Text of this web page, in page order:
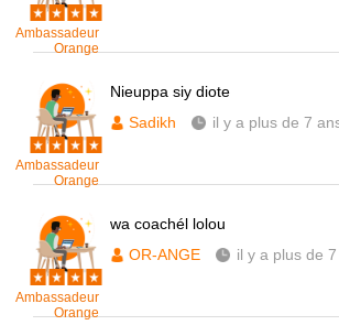
Ambassadeur
Orange
Ambassadeur
Orange
Nieuppa siy diote
Sadikh
il y a plus de 7
Ambassadeur
Orange
wa coachél lolou
OR-ANGE
il y a plus de